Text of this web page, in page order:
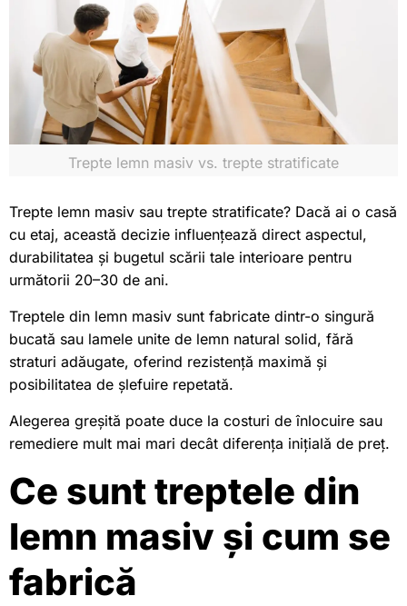
Trepte lemn masiv vs. trepte stratificate
Trepte lemn masiv sau trepte stratificate? Dacă ai o casă
cu etaj, această decizie influențează direct aspectul,
durabilitatea și bugetul scării tale interioare pentru
următorii 20–30 de ani.
Treptele din lemn masiv sunt fabricate dintr-o singură
bucată sau lamele unite de lemn natural solid, fără
straturi adăugate, oferind rezistență maximă și
posibilitatea de șlefuire repetată.
Alegerea greșită poate duce la costuri de înlocuire sau
remediere mult mai mari decât diferența inițială de preț.
Ce sunt treptele din
lemn masiv și cum se
fabrică